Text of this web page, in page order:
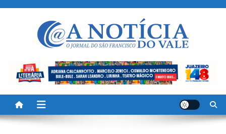
A Noticia Do Vale